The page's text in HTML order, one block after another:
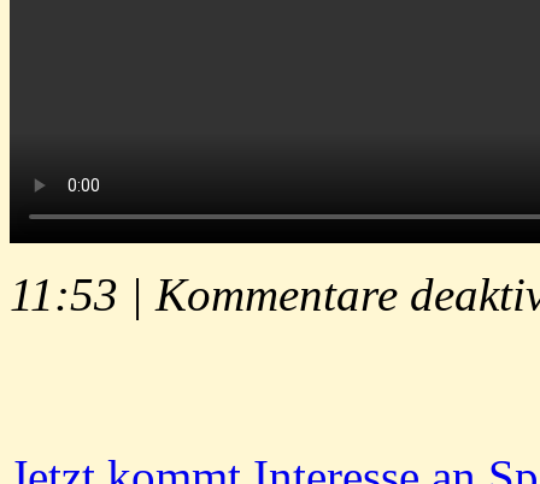
11:53 | Kommentare